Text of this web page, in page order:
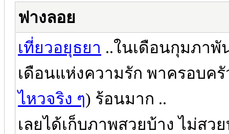
ฟางลอย
เที่ยวอยุธยา ..ในเดือนกุมภาพั
เดือนแห่งความรัก พาครอบค
ไหวจริง ๆ) ร้อนมาก ..
เลยได้เก็บภาพสวยบ้าง ไม่สว